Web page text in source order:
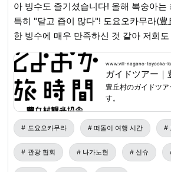
아 빙수도 즐기셨습니다! 올해 복숭아는 최근 몇 년 중에서도
특히 "달고 즙이 많다"! 도요오카무라(
한 빙수에 매우 만족하신 것 같아 저희도 기뻤
제공은 도요오카무라 내 음식점 "카페
키즈 공간이 있어 아이를 동반한 분들도
내실 수 있습니다. 가이드 투어 상세
nagano-toyooka-kanko.jp
www.vill-nagano-toyooka-
豊丘村のガイドツ
す。
도요오카무라 떠돌이 여행 시간
관광 협회 나가노현 신슈